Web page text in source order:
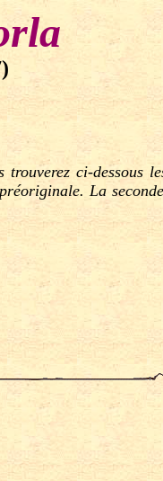
ci-dessous
La